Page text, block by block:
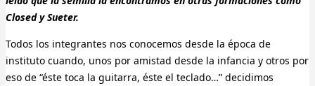
Closed y Sueter.
Todos los integrantes nos conocemos desde la época de
instituto cuando, unos por amistad desde la infancia y otros por
eso de “éste toca la guitarra, éste el teclado…” decidimos